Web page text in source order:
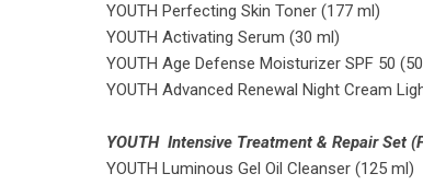
YOUTH Perfecting Skin Toner (177 ml)
YOUTH Activating Serum (30 ml)
YOUTH Age Defense Moisturizer SPF 50
YOUTH Advanced Renewal Night Cream
YOUTH Intensive Treatment & Repair Set
YOUTH Luminous Gel Oil Cleanser (125 ml)